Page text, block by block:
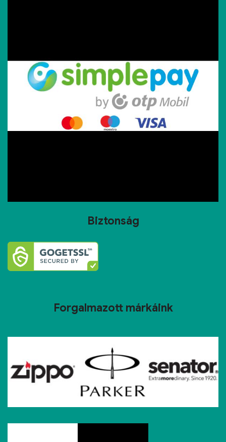
Biztonság
Forgalmazott márkáink